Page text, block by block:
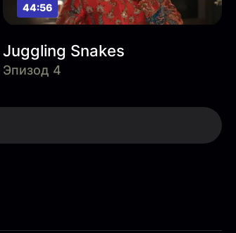
44:56
Juggling Snakes
Эпизод 4